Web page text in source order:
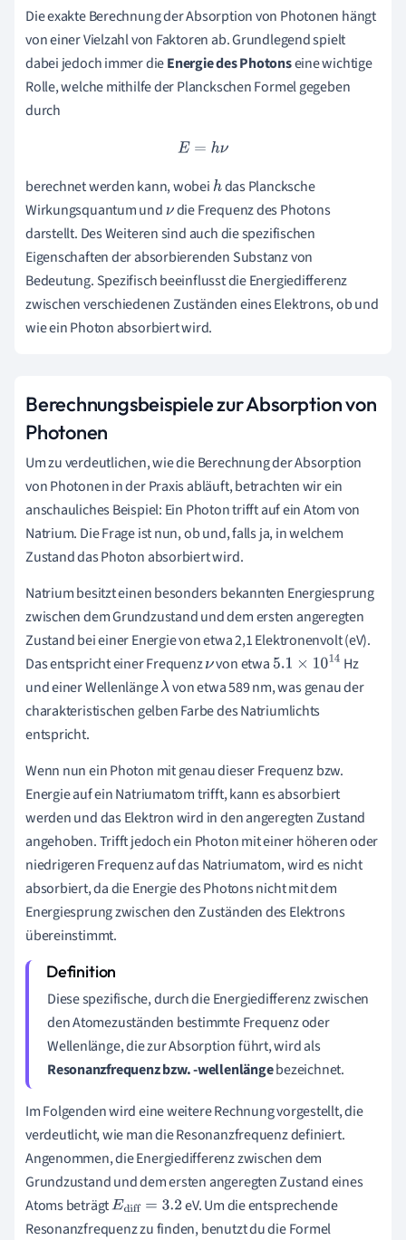
Die exakte Berechnung der Absorption von Photonen hängt
von einer Vielzahl von Faktoren ab. Grundlegend spielt
dabei jedoch immer dieEnergie des Photonseine wichtige
Rolle, welche mithilfe der Planckschen Formel gegeben
durch
E=h ν
berechnet werden kann, wobeihdas Plancksche
Wirkungsquantum undνdie Frequenz des Photons
darstellt. Des Weiteren sind auch die spezifischen
Eigenschaften der absorbierenden Substanz von
Bedeutung. Spezifisch beeinflusst die Energiedifferenz
zwischen verschiedenen Zuständen eines Elektrons, ob und
wie ein Photon absorbiert wird.
Berechnungsbeispiele zur Absorption von
Photonen
Um zu verdeutlichen, wie die Berechnung der Absorption
von Photonen in der Praxis abläuft, betrachten wir ein
anschauliches Beispiel: Ein Photon trifft auf ein Atom von
Natrium. Die Frage ist nun, ob und, falls ja, in welchem
Zustand das Photon absorbiert wird.
Natrium besitzt einen besonders bekannten Energiesprung
zwischen dem Grundzustand und dem ersten angeregten
Zustand bei einer Energie von etwa 2,1 Elektronenvolt (eV).
Das entspricht einer Frequenzνvon etwa 5.1× 10 14
Hz
und einer Wellenlängeλ von etwa 589 nm, was genau der
charakteristischen gelben Farbe des Natriumlichts
entspricht.
Wenn nun ein Photon mit genau dieser Frequenz bzw.
Energie auf ein Natriumatom trifft, kann es absorbiert
werden und das Elektron wird in den angeregten Zustand
angehoben. Trifft jedoch ein Photon mit einer höheren oder
niedrigeren Frequenz auf das Natriumatom, wird es nicht
absorbiert, da die Energie des Photons nicht mit dem
Energiesprung zwischen den Zuständen des Elektrons
übereinstimmt.
Diese spezifische, durch die Energiedifferenz zwischen
den Atomezuständen bestimmte Frequenz oder
Wellenlänge, die zur Absorption führt, wird als
Resonanzfrequenz bzw. -wellenlängebezeichnet.
Im Folgenden wird eine weitere Rechnung vorgestellt, die
verdeutlicht, wie man die Resonanzfrequenz definiert.
Angenommen, die Energiedifferenz zwischen dem
Grundzustand und dem ersten angeregten Zustand eines
Atoms beträgtEdiff= 3.2
eV. Um die entsprechende
Resonanzfrequenz zu finden, benutzt du die Formel